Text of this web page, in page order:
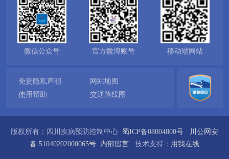
微信公众号 官方微博账号 移动端网站
免责隐私声明
网站地图
使用帮助
交通路线图
版权所有：四川疾病预防控制中心 蜀ICP备08004800号
川公网安
备 51040202000065号 内部留言 技术支持： 用我在线